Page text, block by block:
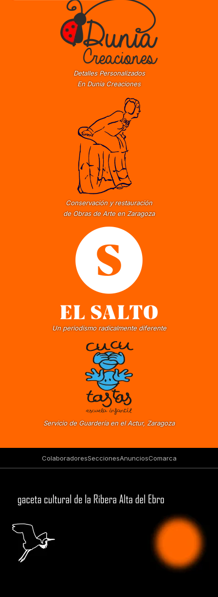
Detalles Personalizados
En Dunia Creaciones
Conservación y restauración
de Obras de Arte en Zaragoza
Un periodismo radicalmente diferente
Servicio de Guardería en el Actur, Zaragoza
ColaboradoresSeccionesAnunciosComarca